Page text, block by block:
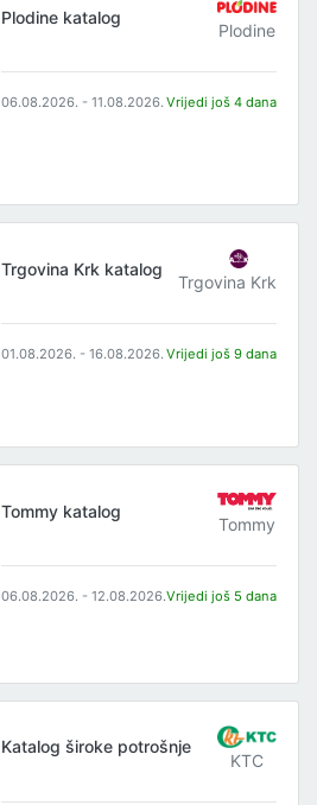
Plodine katalog
Plodine
06.08.2026. - 11.08.2026. Vrijedi još 4 dana
Trgovina Krk katalog
Trgovina Krk
01.08.2026. - 16.08.2026. Vrijedi još 9 dana
Tommy katalog
Tommy
06.08.2026. - 12.08.2026.Vrijedi još 5 dana
Katalog široke potrošnje
KTC